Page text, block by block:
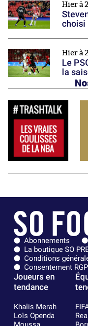
Hier à
choisi
Hier à
Le
la
Abonnements
La boutique SO
Conditions
Consentement
Joueurs en
tendance
Khalis Merah
Loïs Openda